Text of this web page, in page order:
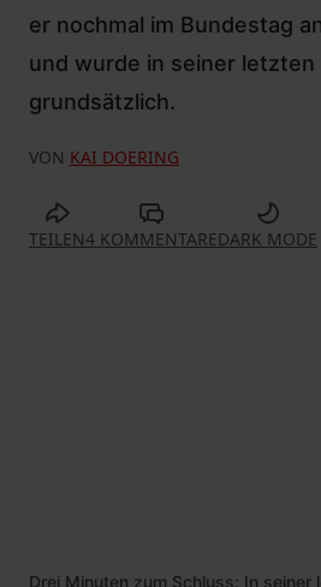
er nochmal im Bundestag
und wurde in seiner letzten
grundsätzlich.
VON KAI DOERING
TEILEN4 KOMMENTAREDARK MODE
Drei Minuten zum Schluss: In seiner